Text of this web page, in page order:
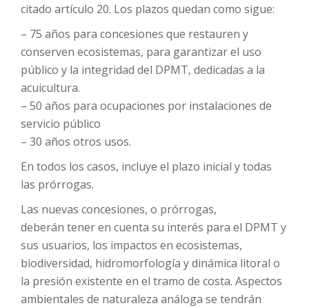
citado artículo 20. Los plazos quedan como sigue:
– 75 años para concesiones que restauren y
conserven ecosistemas, para garantizar el uso
público y la integridad del DPMT, dedicadas a la
acuicultura.
– 50 años para ocupaciones por instalaciones de
servicio público
– 30 años otros usos.
En todos los casos, incluye el plazo inicial y todas
las prórrogas.
Las nuevas concesiones, o prórrogas,
deberán tener en cuenta su interés para el DPMT y
sus usuarios, los impactos en ecosistemas,
biodiversidad, hidromorfología y dinámica litoral o
la presión existente en el tramo de costa. Aspectos
ambientales de naturaleza análoga se tendrán